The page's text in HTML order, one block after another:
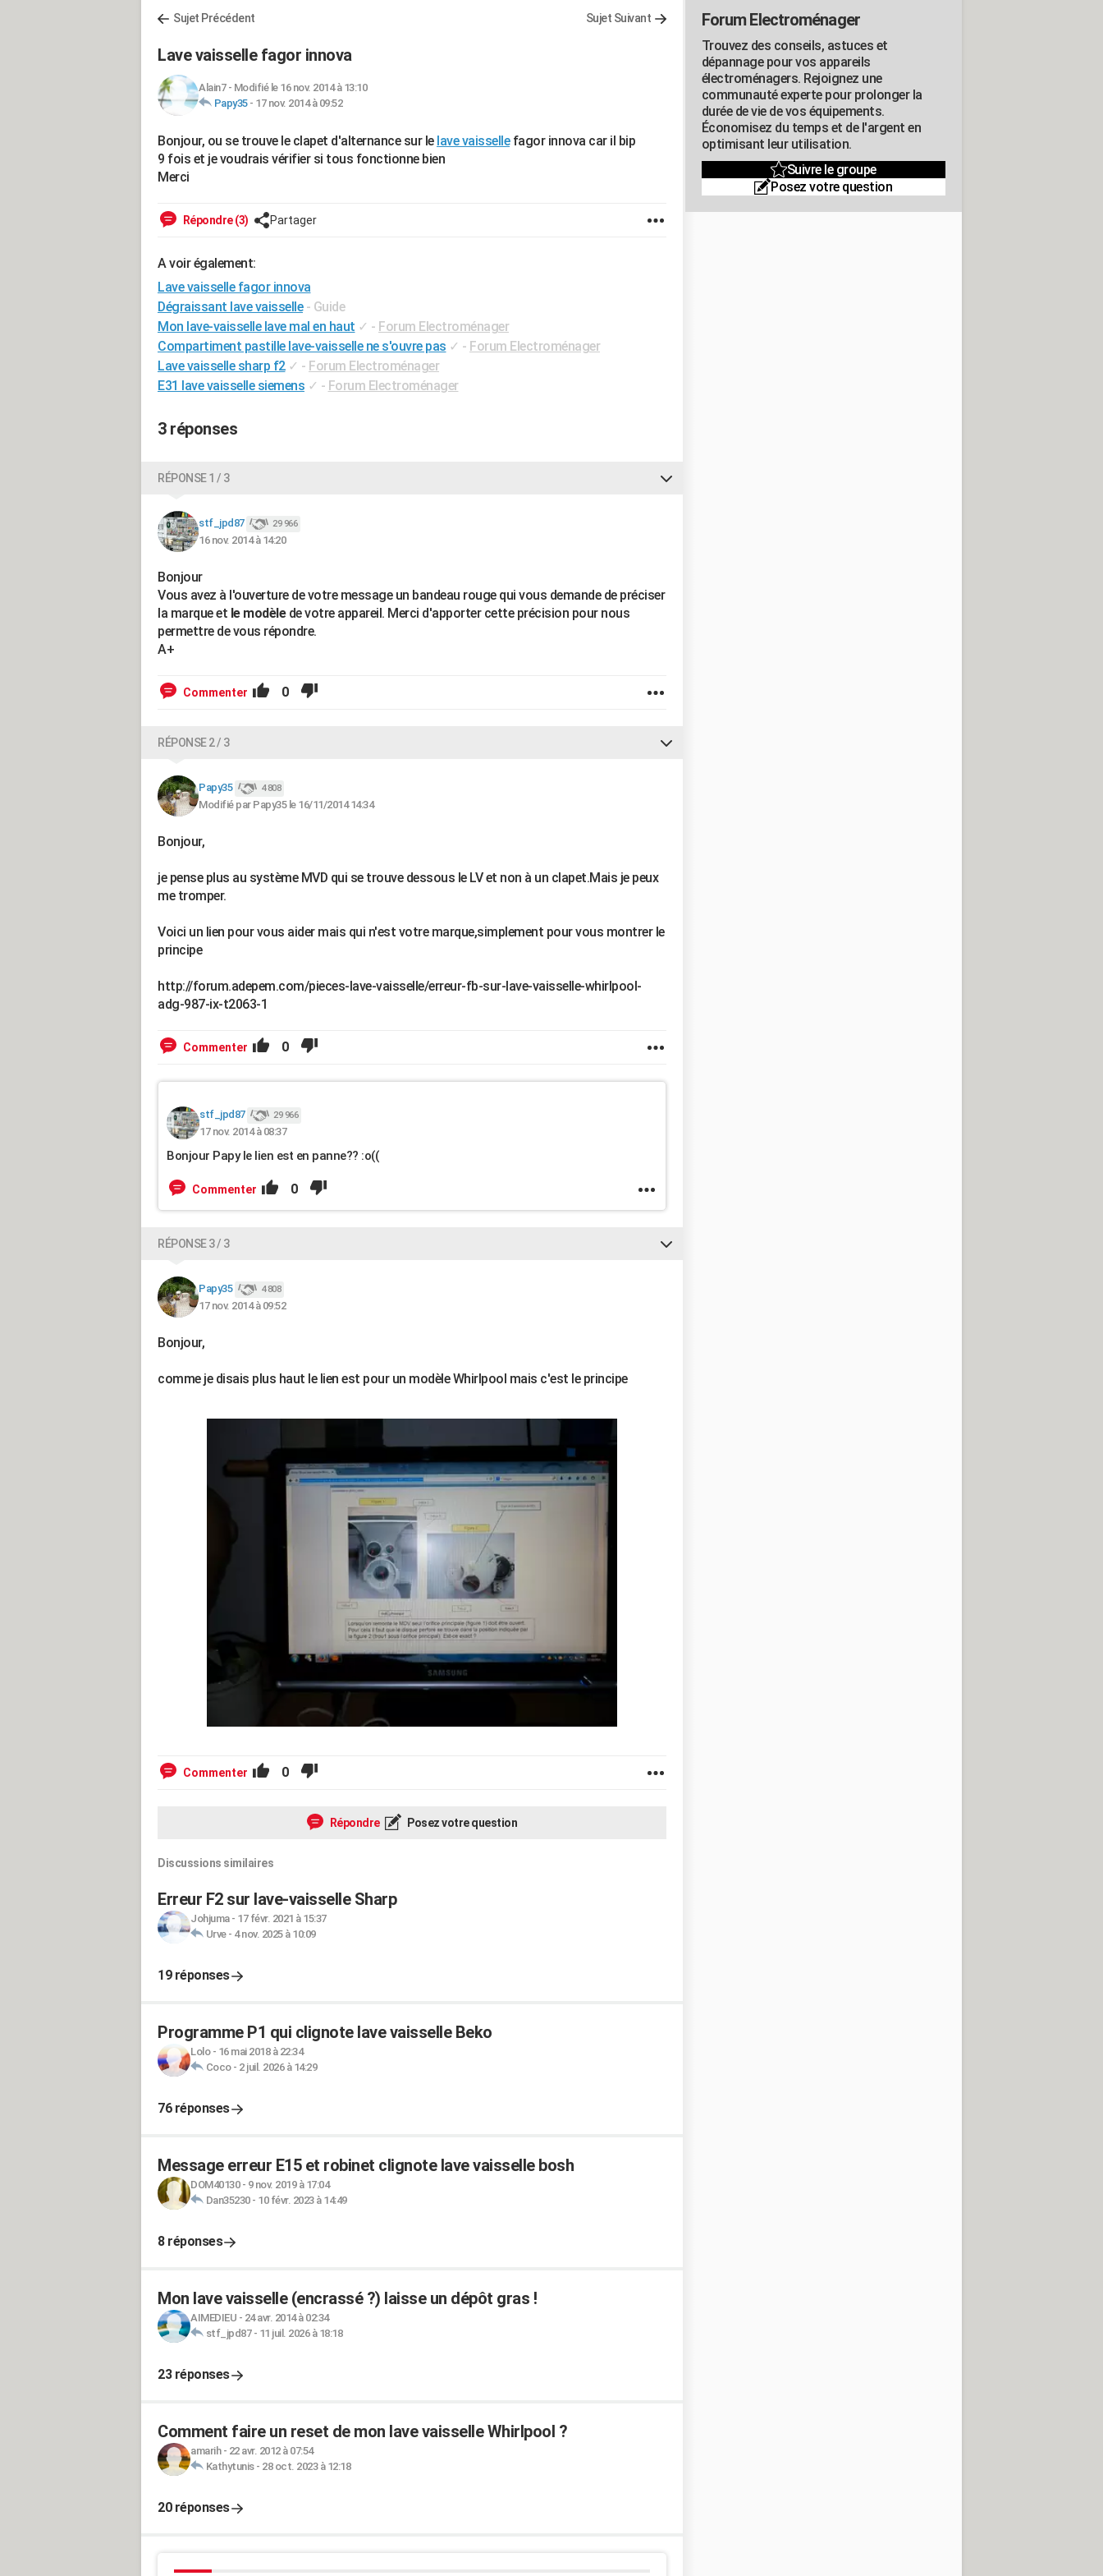
Sujet Précédent Sujet Suivant
Lave vaisselle fagor innova
Alain7- Modifié le 16 nov. 2014 à 13:10
Papy35- 17 nov. 2014 à 09:52
Bonjour, ou se trouve le clapet d'alternance sur le lave vaissellefagor innova car il bip
9 fois et je voudrais vérifier si tous fonctionne bien
Merci
Répondre (3) Partager
A voir également:
Lave vaisselle fagor innova
Dégraissant lave vaisselle - Guide
Mon lave-vaisselle lave mal en haut ✓ - Forum Electroménager
Compartiment pastille lave-vaisselle ne s'ouvre pas ✓ - Forum Electroménager
Lave vaisselle sharp f2 ✓ - Forum Electroménager
E31 lave vaisselle siemens ✓ - Forum Electroménager
3 réponses
RÉPONSE 1 / 3
stf_jpd87 29 966
16 nov. 2014 à 14:20
Bonjour
Vous avez à l'ouverture de votre message un bandeau rouge qui vous demande de préciser
la marque et le modèle de votre appareil. Merci d'apporter cette précision pour nous
permettre de vous répondre.
A+
Commenter 0
RÉPONSE 2 / 3
Papy35 4 808
Modifié par Papy35 le 16/11/2014 14:34
Bonjour,
je pense plus au système MVD qui se trouve dessous le LV et non à un clapet.Mais je peux
me tromper.
Voici un lien pour vous aider mais qui n'est votre marque,simplement pour vous montrer le
principe
http://forum.adepem.com/pieces-lave-vaisselle/erreur-fb-sur-lave-vaisselle-whirlpool-
adg-987-ix-t2063-1
Commenter 0
stf_jpd87 29 966
17 nov. 2014 à 08:37
Bonjour Papy le lien est en panne?? :o((
Commenter 0
RÉPONSE 3 / 3
Papy35 4 808
17 nov. 2014 à 09:52
Bonjour,
comme je disais plus haut le lien est pour un modèle Whirlpool mais c'est le principe
Commenter 0
Répondre Posez votre question
Discussions similaires
Erreur F2 sur lave-vaisselle Sharp
Johjuma- 17 févr. 2021 à 15:37
Urve- 4 nov. 2025 à 10:09
19 réponses
Programme P1 qui clignote lave vaisselle Beko
Lolo- 16 mai 2018 à 22:34
Coco- 2 juil. 2026 à 14:29
76 réponses
Message erreur E15 et robinet clignote lave vaisselle bosh
DOM40130- 9 nov. 2019 à 17:04
Dan35230- 10 févr. 2023 à 14:49
8 réponses
Mon lave vaisselle (encrassé ?) laisse un dépôt gras !
AIMEDIEU - 24 avr. 2014 à 02:34
stf_jpd87- 11 juil. 2026 à 18:18
23 réponses
Comment faire un reset de mon lave vaisselle Whirlpool ?
amarih- 22 avr. 2012 à 07:54
Kathytunis- 28 oct. 2023 à 12:18
20 réponses
Forum Electroménager
Trouvez des conseils, astuces et
dépannage pour vos appareils
électroménagers. Rejoignez une
communauté experte pour prolonger la
durée de vie de vos équipements.
Économisez du temps et de l'argent en
optimisant leur utilisation.
Suivre le groupe
Posez votre question